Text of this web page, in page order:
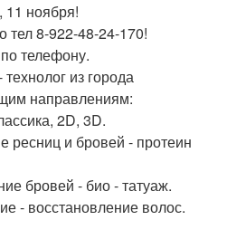
11 ноября!
тел 8-922-48-24-170!
телефону.
из города
направлениям:
2D, 3D.
ресниц и бровей - протеин
бровей - био - татуаж.
- восстановление волос.